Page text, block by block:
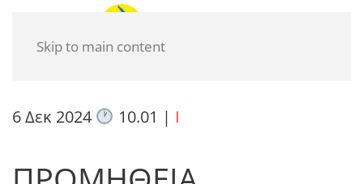
Skip to main content
6 Δεκ 2024 10.01 | I